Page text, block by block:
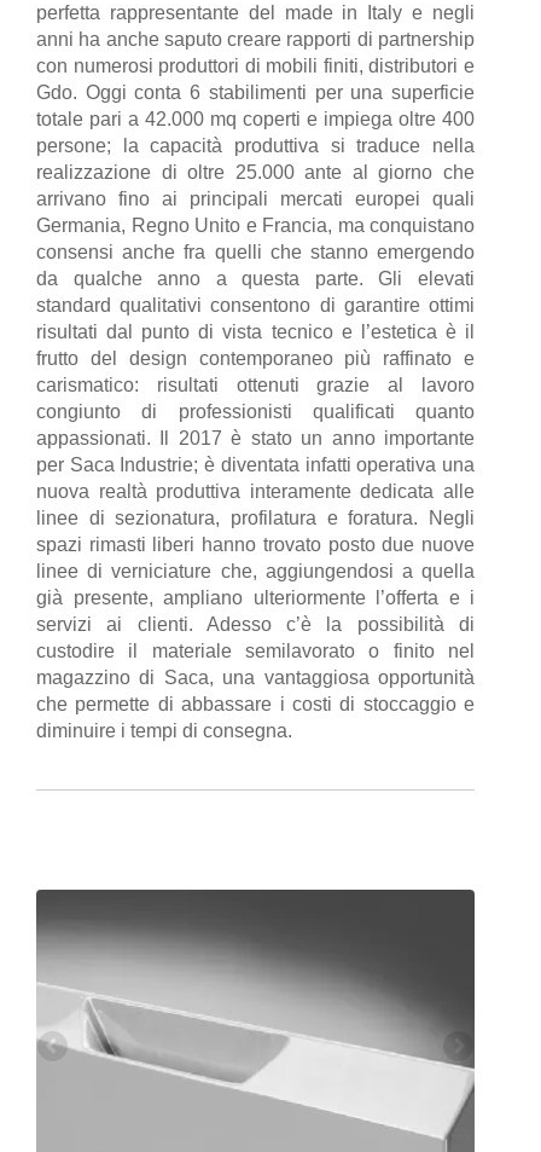
perfetta rappresentante del made in Italy e negli
anni ha anche saputo creare rapporti di partnership
con numerosi produttori di mobili finiti, distributori e
Gdo. Oggi conta 6 stabilimenti per una superficie
totale pari a 42.000 mq coperti e impiega oltre 400
persone; la capacità produttiva si traduce nella
realizzazione di oltre 25.000 ante al giorno che
arrivano fino ai principali mercati europei quali
Germania, Regno Unito e Francia, ma conquistano
consensi anche fra quelli che stanno emergendo
da qualche anno a questa parte. Gli elevati
standard qualitativi consentono di garantire ottimi
risultati dal punto di vista tecnico e l’estetica è il
frutto del design contemporaneo più raffinato e
carismatico: risultati ottenuti grazie al lavoro
congiunto di professionisti qualificati quanto
appassionati. Il 2017 è stato un anno importante
per Saca Industrie; è diventata infatti operativa una
nuova realtà produttiva interamente dedicata alle
linee di sezionatura, profilatura e foratura. Negli
spazi rimasti liberi hanno trovato posto due nuove
linee di verniciature che, aggiungendosi a quella
già presente, ampliano ulteriormente l’offerta e i
servizi ai clienti. Adesso c’è la possibilità di
custodire il materiale semilavorato o finito nel
magazzino di Saca, una vantaggiosa opportunità
che permette di abbassare i costi di stoccaggio e
diminuire i tempi di consegna.